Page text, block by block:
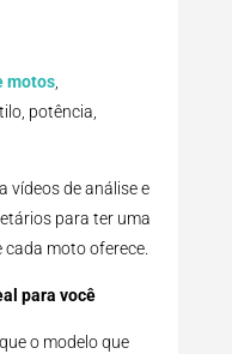
motos,
potência,
vídeos de análise e
para ter uma
moto oferece.
para você
o modelo que